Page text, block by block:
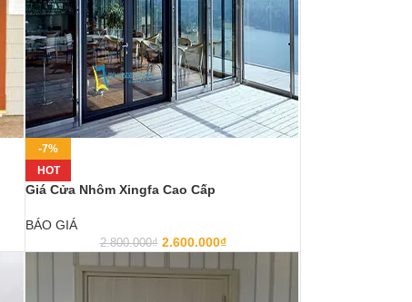
-7%
HOT
Giá Cửa Nhôm Xingfa Cao Cấp
BÁO GIÁ
2.800.000₫ 2.600.000₫